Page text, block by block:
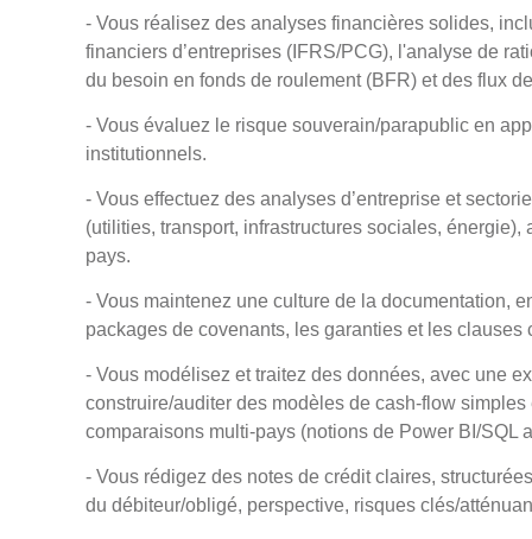
- Vous réalisez des analyses financières solides,
financiers d’entreprises (IFRS/PCG), l'analyse de
du besoin en fonds de roulement (BFR) et des flux
- Vous évaluez le risque souverain/parapublic en
institutionnels.
- Vous effectuez des analyses d’entreprise et
(utilities, transport, infrastructures sociales,
pays.
- Vous maintenez une culture de la documentation,
packages de covenants, les garanties et les
- Vous modélisez et traitez des données, avec une
construire/auditer des modèles de cash-flow
comparaisons multi-pays (notions de Power BI/SQL
- Vous rédigez des notes de crédit claires,
du débiteur/obligé, perspective, risques clés/